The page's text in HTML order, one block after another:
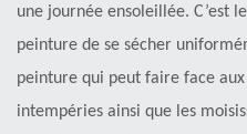
une journée ensoleillée. C’est
peinture de se sécher
peinture qui peut faire face aux
intempéries ainsi que les